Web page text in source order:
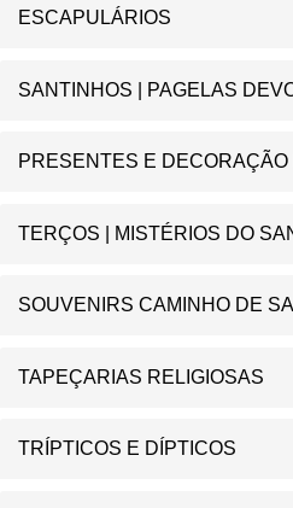
ESCAPULÁRIOS
SANTINHOS | PAGELAS
PRESENTES E DECORAÇÃO
TERÇOS | MISTÉRIOS DO
SOUVENIRS CAMINHO DE
TAPEÇARIAS RELIGIOSAS
TRÍPTICOS E DÍPTICOS